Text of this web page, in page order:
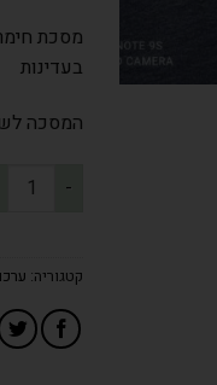
מסכת
בעדינות
המסכה
קטגוריה: